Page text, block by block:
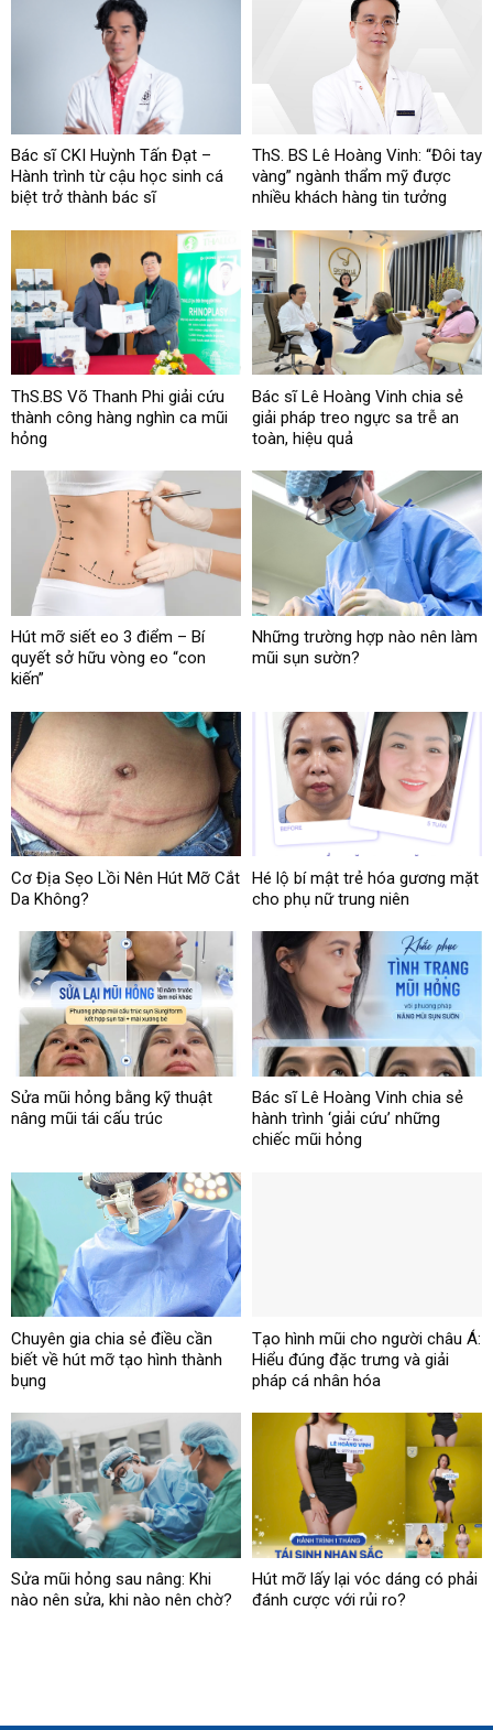
Bác sĩ CKI Huỳnh Tấn Đạt –
Hành trình từ cậu học sinh cá
biệt trở thành bác sĩ
ThS. BS Lê Hoàng Vinh: “Đôi tay
vàng” ngành thẩm mỹ được
nhiều khách hàng tin tưởng
ThS.BS Võ Thanh Phi giải cứu
thành công hàng nghìn ca mũi
hỏng
Bác sĩ Lê Hoàng Vinh chia sẻ
giải pháp treo ngực sa trễ an
toàn, hiệu quả
Hút mỡ siết eo 3 điểm – Bí
quyết sở hữu vòng eo “con
kiến”
Những trường hợp nào nên làm
mũi sụn sườn?
Cơ Địa Sẹo Lồi Nên Hút Mỡ Cắt
Da Không?
Hé lộ bí mật trẻ hóa gương mặt
cho phụ nữ trung niên
Sửa mũi hỏng bằng kỹ thuật
nâng mũi tái cấu trúc
Bác sĩ Lê Hoàng Vinh chia sẻ
hành trình ‘giải cứu’ những
chiếc mũi hỏng
Chuyên gia chia sẻ điều cần
biết về hút mỡ tạo hình thành
bụng
Tạo hình mũi cho người châu Á:
Hiểu đúng đặc trưng và giải
pháp cá nhân hóa
Sửa mũi hỏng sau nâng: Khi
nào nên sửa, khi nào nên chờ?
Hút mỡ lấy lại vóc dáng có phải
đánh cược với rủi ro?